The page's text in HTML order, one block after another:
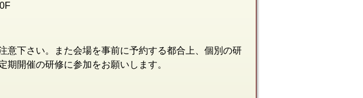
意下さい。また会場を事前に予約する都合上、個別の研
開催の研修に参加をお願いします。